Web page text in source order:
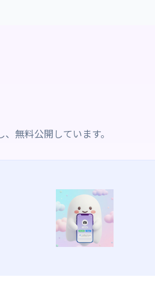
無料公開しています。